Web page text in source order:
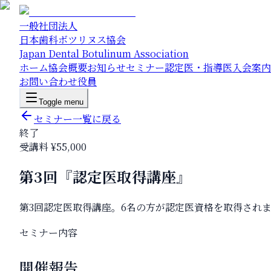
一般社団法人
日本歯科ボツリヌス協会
Japan Dental Botulinum Association
ホーム協会概要お知らせセミナー認定医・指導医入会案内
お問い合わせ役員
Toggle menu
セミナー一覧に戻る
終了
受講料 ¥55,000
第3回『認定医取得講座』
第3回認定医取得講座。6名の方が認定医資格を取得され
セミナー内容